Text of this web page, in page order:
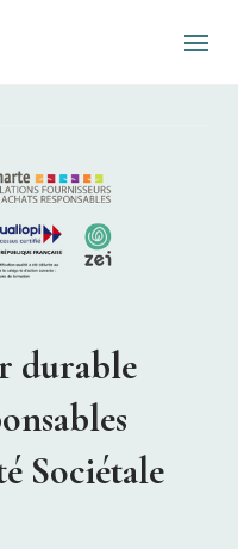
durable
Sociétale